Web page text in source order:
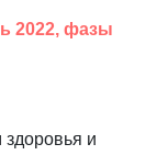
2022, фазы
здоровья и